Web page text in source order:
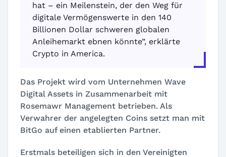
hat – ein Meilenstein, der den Weg für
digitale Vermögenswerte in den 140
Billionen Dollar schweren globalen
Anleihemarkt ebnen könnte”, erklärte
Crypto in America.
Das Projekt wird vom Unternehmen Wave
Digital Assets in Zusammenarbeit mit
Rosemawr Management betrieben. Als
Verwahrer der angelegten Coins setzt man mit
BitGo auf einen etablierten Partner.
Erstmals beteiligen sich in den Vereinigten